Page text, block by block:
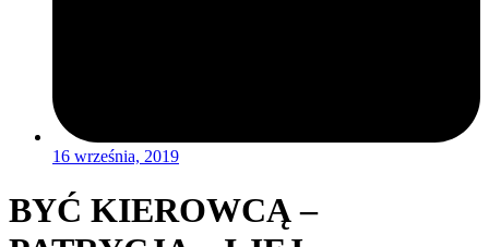
16 września, 2019
BYĆ KIEROWCĄ –